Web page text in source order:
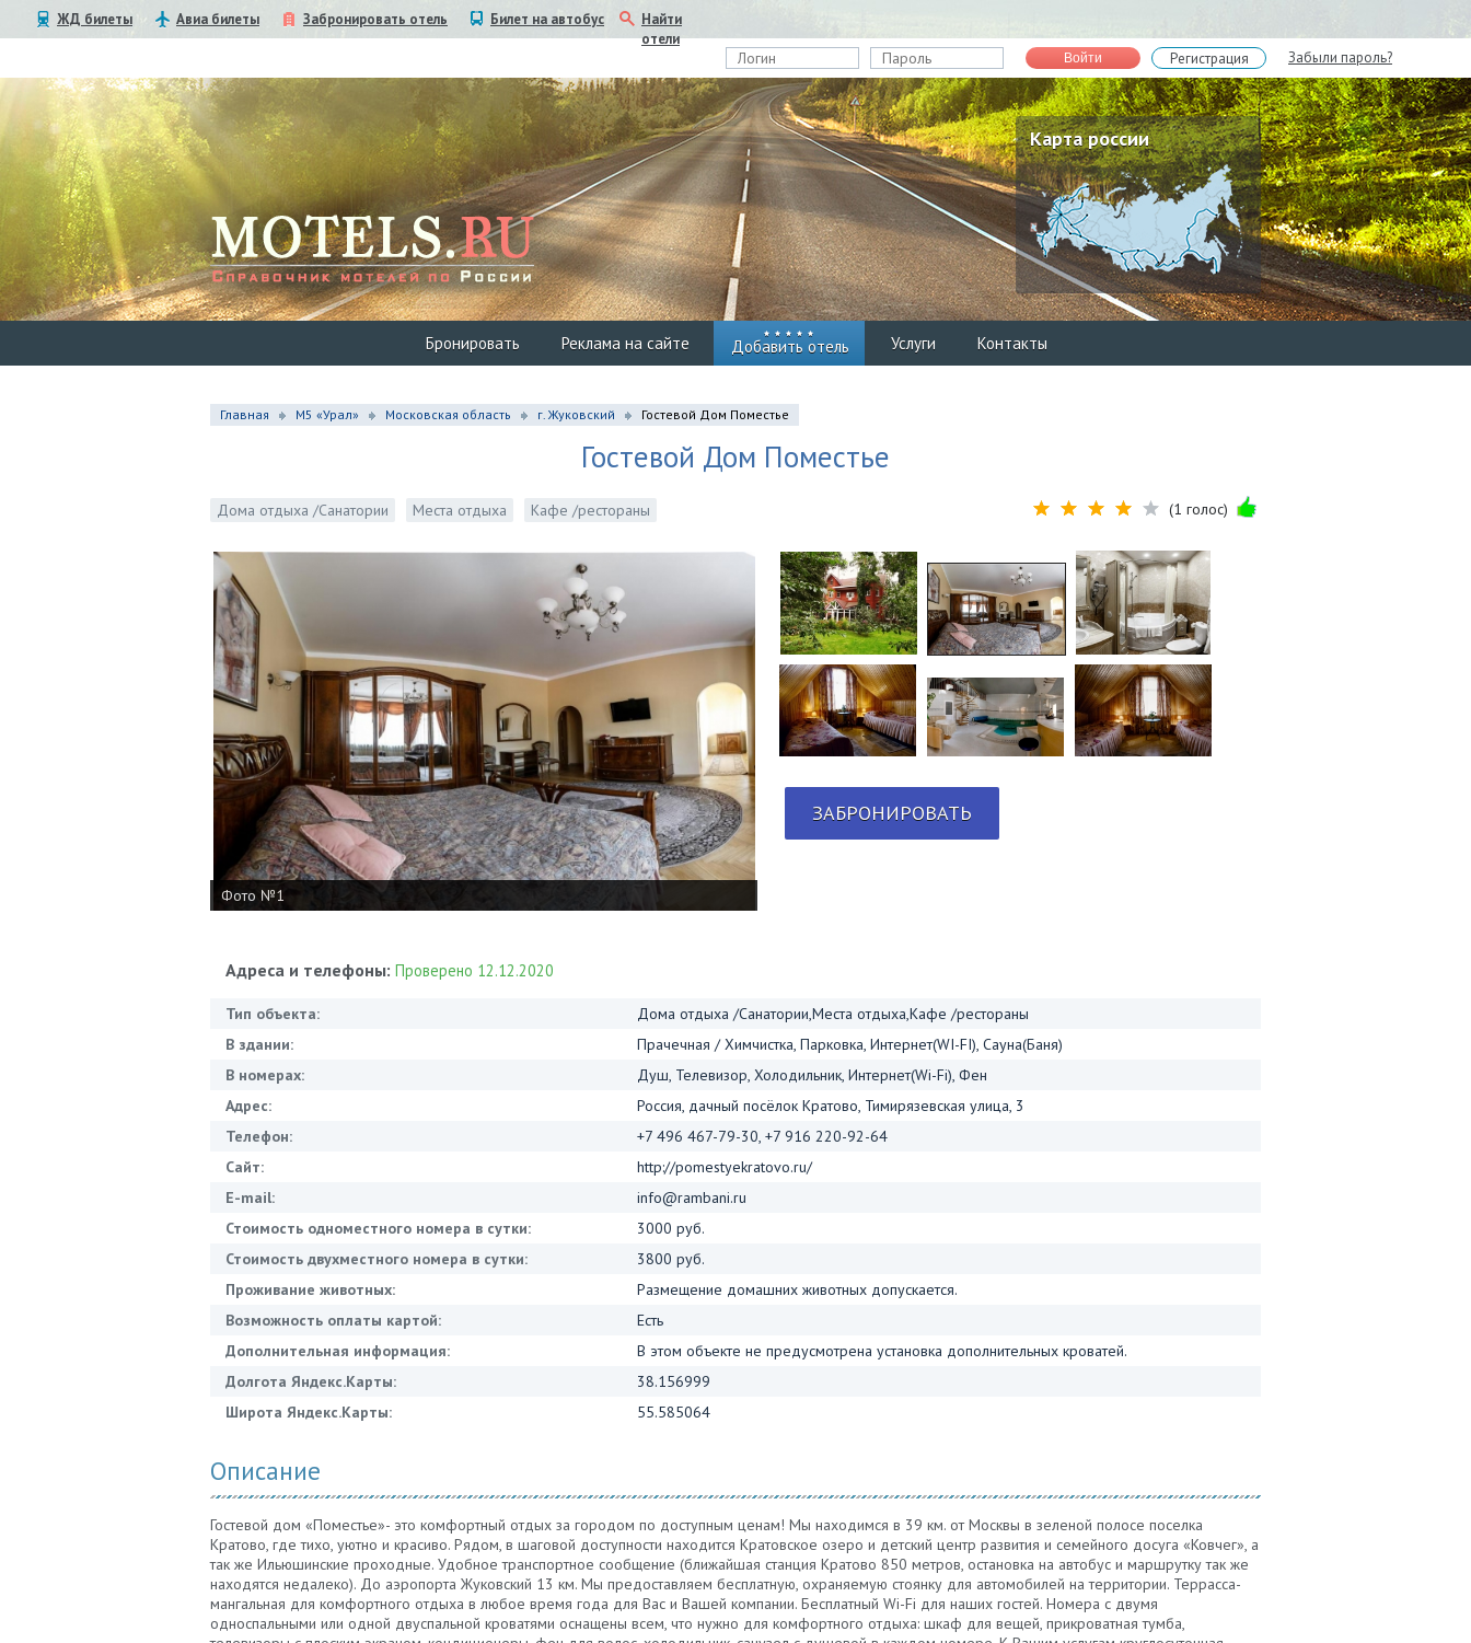
ЖД билеты Авиа билеты Забронировать отель Билет на автобус
Найти
отели
Войти Регистрация Забыли пароль?
Карта россии
Бронировать Реклама на сайте Добавить отель Услуги Контакты
Главная М5 «Урал» Московская область г. Жуковский Гостевой Дом Поместье
Гостевой Дом Поместье
Дома отдыха /Санатории Места отдыха Кафе /рестораны (1 голос)
Фото №1
ЗАБРОНИРОВАТЬ
Адреса и телефоны: Проверено 12.12.2020
Тип объекта:
Дома отдыха /Санатории,Места отдыха,Кафе /рестораны
В здании:
Прачечная / Химчистка, Парковка, Интернет(WI-FI), Сауна(Баня)
В номерах:
Душ, Телевизор, Холодильник, Интернет(Wi-Fi), Фен
Адрес:
Россия, дачный посёлок Кратово, Тимирязевская улица, 3
Телефон:
+7 496 467-79-30, +7 916 220-92-64
Сайт:
http://pomestyekratovo.ru/
E-mail:
info@rambani.ru
Стоимость одноместного номера в сутки:
3000 руб.
Стоимость двухместного номера в сутки:
3800 руб.
Проживание животных:
Размещение домашних животных допускается.
Возможность оплаты картой:
Есть
Дополнительная информация:
В этом объекте не предусмотрена установка дополнительных кроватей.
Долгота Яндекс.Карты:
38.156999
Широта Яндекс.Карты:
55.585064
Описание
Гостевой дом «Поместье»- это комфортный отдых за городом по доступным ценам! Мы находимся в 39 км. от Москвы в зеленой полосе поселка
Кратово, где тихо, уютно и красиво. Рядом, в шаговой доступности находится Кратовское озеро и детский центр развития и семейного досуга «Ковчег», а
так же Ильюшинские проходные. Удобное транспортное сообщение (ближайшая станция Кратово 850 метров, остановка на автобус и маршрутку так же
находятся недалеко). До аэропорта Жуковский 13 км. Мы предоставляем бесплатную, охраняемую стоянку для автомобилей на территории. Террасса-
мангальная для комфортного отдыха в любое время года для Вас и Вашей компании. Бесплатный Wi-Fi для наших гостей. Номера с двумя
односпальными или одной двуспальной кроватями оснащены всем, что нужно для комфортного отдыха: шкаф для вещей, прикроватная тумба,